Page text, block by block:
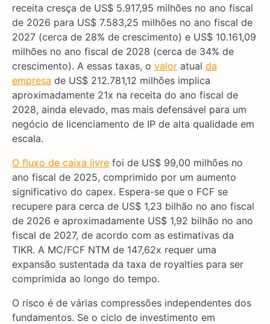
receita cresça de US$ 5.917,95 milhões no ano fiscal
de 2026 para US$ 7.583,25 milhões no ano fiscal de
2027 (cerca de 28% de crescimento) e US$ 10.161,09
milhões no ano fiscal de 2028 (cerca de 34% de
crescimento). A essas taxas, o valor atual da
empresa de US$ 212.781,12 milhões implica
aproximadamente 21x na receita do ano fiscal de
2028, ainda elevado, mas mais defensável para um
negócio de licenciamento de IP de alta qualidade em
escala.
O fluxo de caixa livre foi de US$ 99,00 milhões no
ano fiscal de 2025, comprimido por um aumento
significativo do capex. Espera-se que o FCF se
recupere para cerca de US$ 1,23 bilhão no ano fiscal
de 2026 e aproximadamente US$ 1,92 bilhão no ano
fiscal de 2027, de acordo com as estimativas da
TIKR. A MC/FCF NTM de 147,62x requer uma
expansão sustentada da taxa de royalties para ser
comprimida ao longo do tempo.
O risco é de várias compressões independentes dos
fundamentos. Se o ciclo de investimento em